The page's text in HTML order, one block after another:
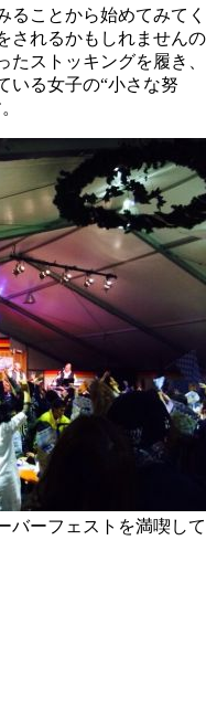
ることから始めてみてく
されるかもしれませんの
ストッキングを履き、
いる女子の“小さな努
バーフェストを満喫して